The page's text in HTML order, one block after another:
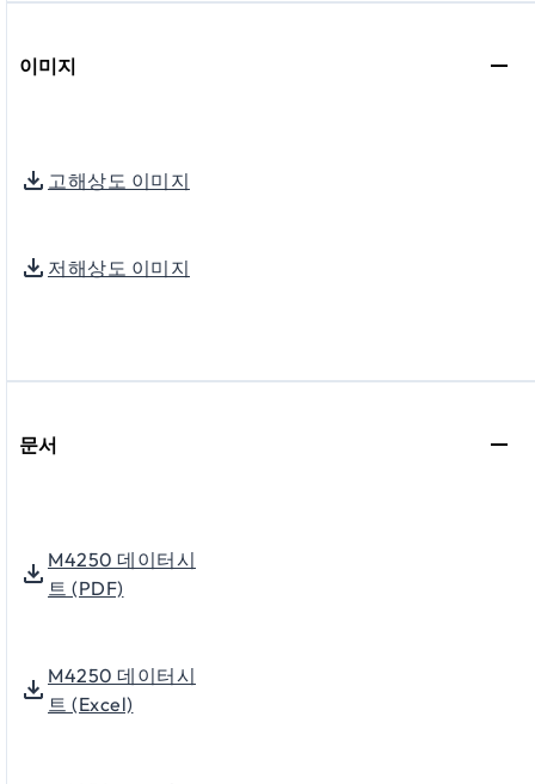
이미지
고해상도 이미지
저해상도 이미지
문서
M4250 데이터시
트 (PDF)
M4250 데이터시
트 (Excel)